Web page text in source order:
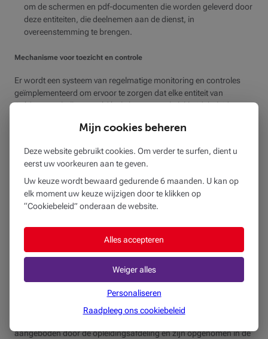
om de schermen en pdf-documenten die worden geleverd door
deze entiteiten, die deelnemen aan de dienst, in
overeenstemming te brengen.
Mechanisme voor toezicht en controle
Er wordt een systeem van regelmatige monitoring en controles
geïmplementeerd om ervoor te zorgen dat elke entiteit van
Crédit Mutuel Alliance Fédérale het Toegankelijkheidsbeleid
In het jaarbudget zitten specifieke behoeften voor digitale
toegankelijkheid vervat, met name voor de nieuwe projecten, voor
de inclusie van personen met een beperking bij gebruikerstests en
voor de conformiteitsbeoordelingen die voor alle
Opleidingen en bewustmaking
Er worden e-learningmodules aangeboden om alle
ontwikkelaars, opstellers van inhoud (met inbegrip van pdf-
Designers, enz. bewust te maken.
aangeboden door de opleidingsafdeling en zijn opgenomen in de
Mijn cookies beheren
Deze website gebruikt cookies. Om verder te surfen, dient u
eerst uw voorkeuren aan te geven.
Uw keuze wordt bewaard gedurende 6 maanden. U kan op
elk moment uw keuze wijzigen door te klikken op
“Cookiebeleid” onderaan de website.
Alles accepteren
Weiger alles
Personaliseren
Raadpleeg ons cookiebeleid